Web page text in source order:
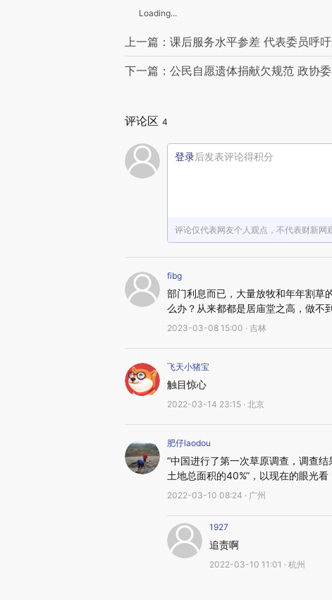
Loading...
上一篇：课后服务水平参差 代表委员呼
下一篇：公民自愿遗体捐献欠规范 政协
评论区 4
登录后发表评论得积分
评论仅代表网友个人观点，不代表财新网
fibg
部门利息而已，大量放牧和年年割草
么办？从来都都是居庙堂之高，做不
2023-03-08 15:00 · 吉林
飞天小猪宝
触目惊心
2022-03-14 23:15 · 北京
肥仔laodou
“中国进行了第一次草原调查，调查
土地总面积的40%”，以现在的眼光
2022-03-10 08:24 · 广州
1927
追责啊
2022-03-10 11:01 · 杭州